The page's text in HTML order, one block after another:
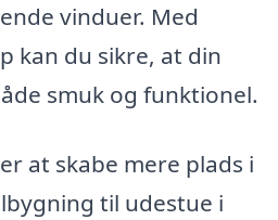
vinduer. Med
kan du sikre, at din
smuk og funktionel.
at skabe mere plads i
til udestue i